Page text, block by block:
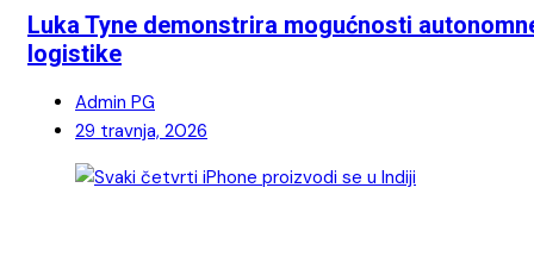
Luka Tyne demonstrira mogućnosti
logistike
Admin PG
29 travnja, 2026